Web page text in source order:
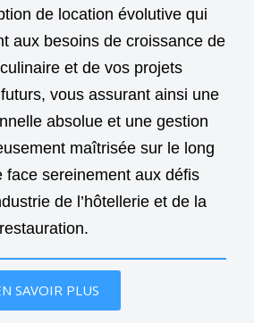
de location évolutive qui
aux besoins de croissance de
et de vos projets
vous assurant ainsi une
absolue et une gestion
maîtrisée sur le long
face sereinement aux défis
de l’hôtellerie et de la
restauration.
SAVOIR PLUS